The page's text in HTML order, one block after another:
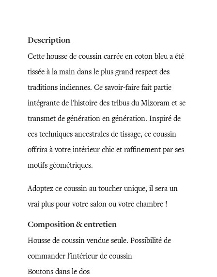
Description
Cette housse de coussin carrée en coton bleu a été
tissée à la main dans le plus grand respect des
traditions indiennes. Ce savoir-faire fait partie
intégrante de l'histoire des tribus du Mizoram et se
transmet de génération en génération. Inspiré de
ces techniques ancestrales de tissage, ce coussin
offrira à votre intérieur chic et raffinement par ses
motifs géométriques.
Adoptez ce coussin au toucher unique, il sera un
vrai plus pour votre salon ou votre chambre !
Composition & entretien
Housse de coussin vendue seule. Possibilité de
commander l'intérieur de coussin
Boutons dans le dos